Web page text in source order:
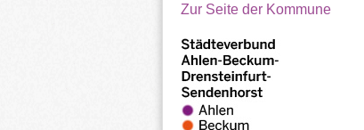
Zur Seite der Kommune